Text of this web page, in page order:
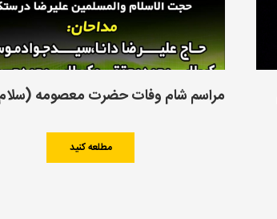
مراسم شام وفات حضرت معصومه (سلام
مطلعه کنید